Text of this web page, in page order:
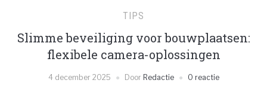
TIPS
Slimme beveiliging voor bouwplaatsen:
flexibele camera-oplossingen
4 december 2025 Door Redactie 0 reactie